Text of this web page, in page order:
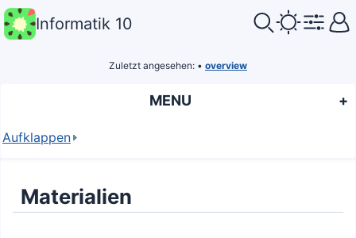
Informatik 10
Zuletzt angesehen: • overview
MENU
Aufklappen
Materialien